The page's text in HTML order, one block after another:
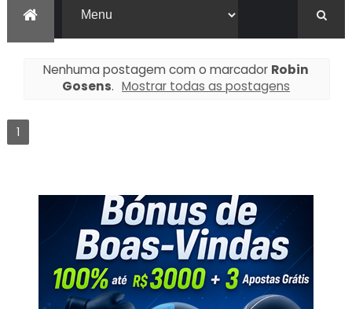
Nenhuma postagem com o marcador Robin
Gosens. Mostrar todas as postagens
1